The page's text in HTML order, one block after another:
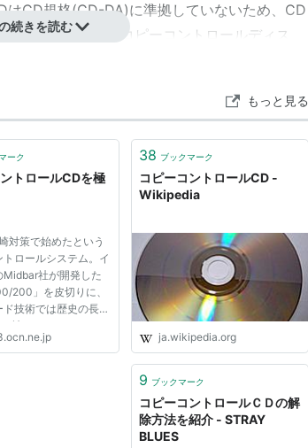
はCD規格(CD-DA)に準拠していないため、CD
部の新聞社では「
コピーコントロールディス
テクトCD」と呼ばれていたが、後に現在の
CD』では名称として都合が悪い」「消費者の
るため」などが挙げられるだろう。
ロビジョン社に吸収)のCDS200方式を採用し
んしたり、エラーを載せたりすることで、パソ
ある。しかし、ある特定のPC環境 (主にドラ
てしまう場合があり、コピー防止技術として
ピー禁止機能が規格に入っている
を行わなかったことに対する、レコード会社へ
るCDを捨ててまで新メディアに移行するこ
続きを読む
もっと見る
ーク
トロールCDを極
対策で始めたという
トロールシステム。イ
Midbar社が開発した
200」を皮切りに、
ド技術では歴史の長い
社なども、
どの新方式を立ち上
38 ブックマーク
コピーコントロールCD -
Wikipedia
ja.wikipedia.org
9 ブックマーク
コピーコントロールＣＤの解
除方法を紹介 - STRAY
BLUES